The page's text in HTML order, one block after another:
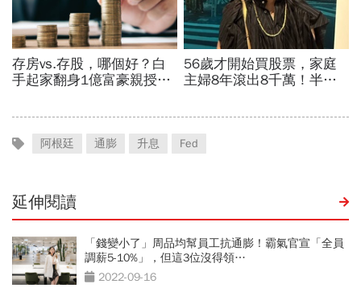
阿根廷 通膨 升息 Fed
延伸閱讀
「錢變小了」周品均幫員工抗通膨！霸氣官宣「全員
調薪5-10%」，但這3位沒得領…
2022-09-16